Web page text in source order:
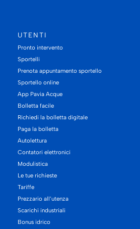
UTENTI
Pronto intervento
Sportelli
Prenota appuntamento sportello
Sportello online
App Pavia Acque
Bolletta facile
Richiedi la bolletta digitale
Paga la bolletta
Autolettura
Contatori elettronici
Modulistica
Le tue richieste
Tariffe
Prezzario all’utenza
Scarichi industriali
Bonus idrico